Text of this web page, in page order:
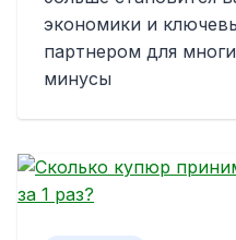
экономики и
партнером для
минусы